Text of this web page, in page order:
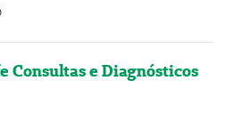
Consultas e Diagnósticos